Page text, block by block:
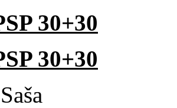
30+30
30+30
Saša